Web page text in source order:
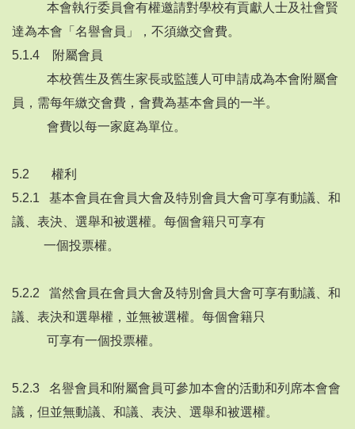
本會執行委員會有權邀請對學校有貢獻人士及社會賢
達為本會「名譽會員」，不須繳交會費。
5.1.4 附屬會員
本校舊生及舊生家長或監護人可申請成為本會附屬會
員，需每年繳交會費，會費為基本會員的一半。
會費以每一家庭為單位。
5.2 權利
5.2.1 基本會員在會員大會及特別會員大會可享有動議、和
議、表決、選舉和被選權。每個會籍只可享有
一個投票權。
5.2.2 當然會員在會員大會及特別會員大會可享有動議、和
議、表決和選舉權，並無被選權。每個會籍只
可享有一個投票權。
5.2.3 名譽會員和附屬會員可參加本會的活動和列席本會會
議，但並無動議、和議、表決、選舉和被選權。